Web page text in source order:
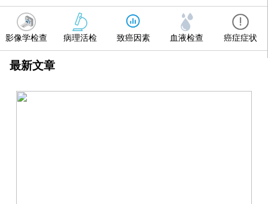
最新文章
影像学检查 病理活检 致癌因素 血液检查 癌症症状